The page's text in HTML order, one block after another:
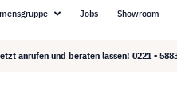
Jobs Showroom
anrufen und beraten lassen! 0221 -